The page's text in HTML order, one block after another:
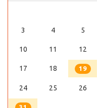
3 4 5
10 11 12
17 18 19
24 25 26